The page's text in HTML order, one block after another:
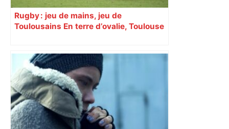
Rugby : jeu de mains, jeu de
Toulousains En terre d’ovalie, Toulouse
revendiquant surtout son art du jeu en
mouvement, vif et spectaculaire.
Décryptage. Série (4 / 10)